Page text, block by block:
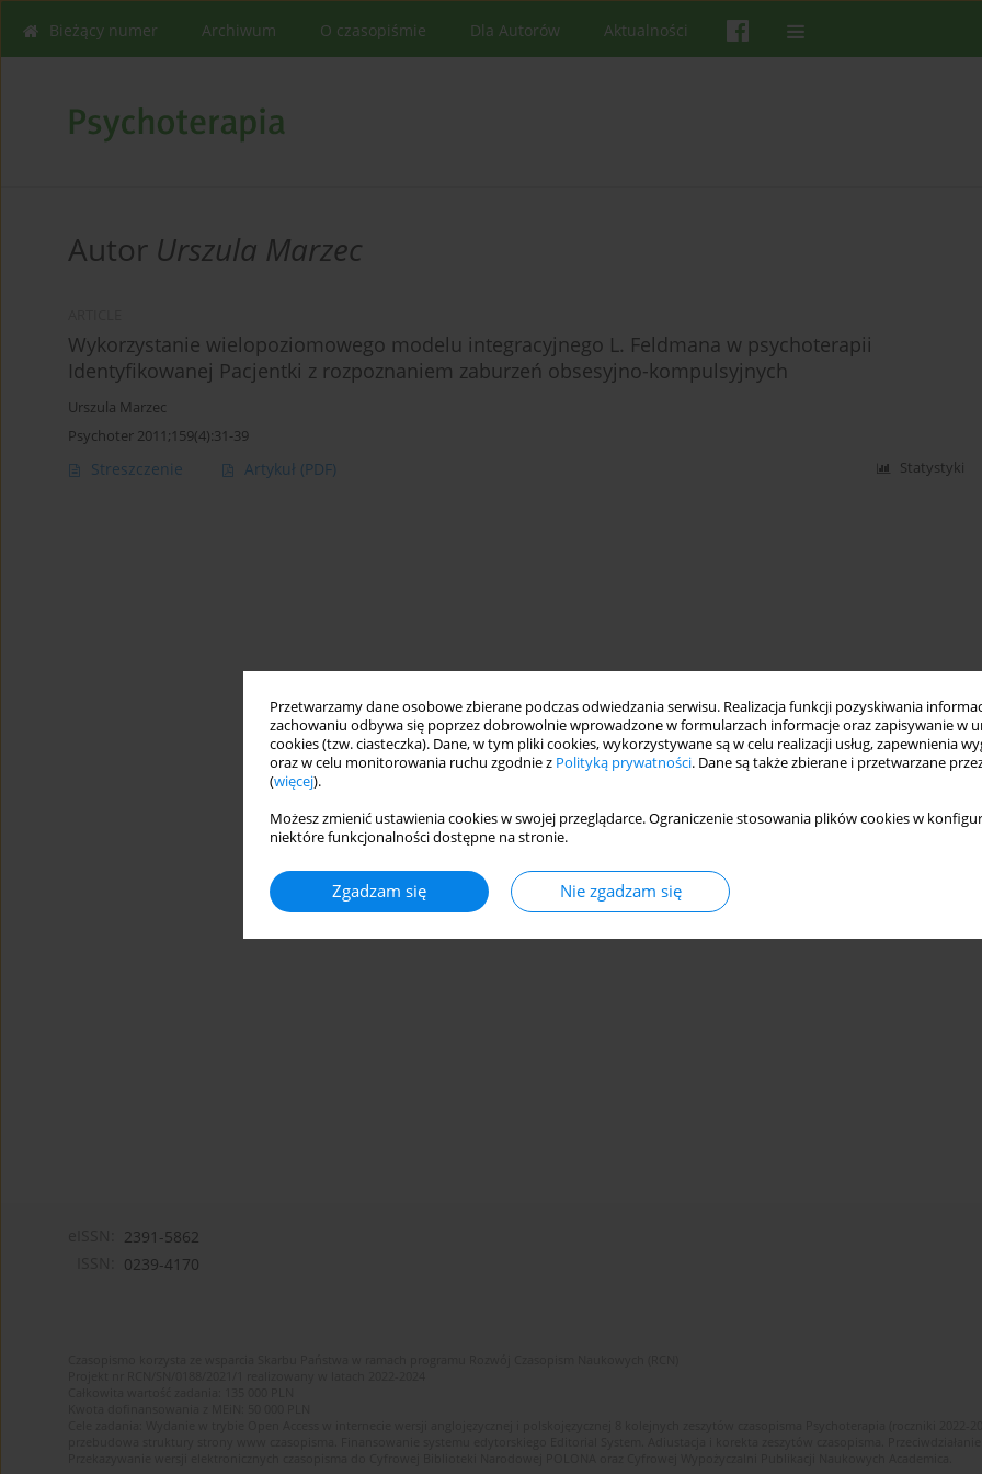
Przetwarzamy dane osobowe zbierane podczas odwiedzania serwisu. Realizacja funkcji pozyskiwania
zachowaniu odbywa się poprzez dobrowolnie wprowadzone w formularzach informacje oraz zapisywanie w
cookies (tzw. ciasteczka). Dane, w tym pliki cookies, wykorzystywane są w celu realizacji usług, zapewnienia
oraz w celu monitorowania ruchu zgodnie z Polityką prywatności. Dane są także zbierane i przetwarzane
(więcej).
Możesz zmienić ustawienia cookies w swojej przeglądarce. Ograniczenie stosowania plików cookies w
niektóre funkcjonalności dostępne na stronie.
Zgadzam się Nie zgadzam się
Bieżący numer Archiwum O czasopiśmie Dla Autorów Aktualności
Autor Urszula Marzec
Wykorzystanie wielopoziomowego modelu integracyjnego L. Feldmana w psychoterapii
Identyfikowanej Pacjentki z rozpoznaniem zaburzeń obsesyjno-kompulsyjnych
Urszula Marzec
Psychoter 2011;159(4):31-39
Streszczenie Artykuł (PDF) Statystyki
2391-5862
0239-4170